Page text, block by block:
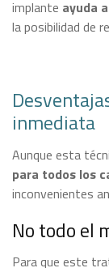
implante ayuda
la posibilidad de
inmediata
Aunque esta
para todos los
inconvenientes
No todo el
Para que este